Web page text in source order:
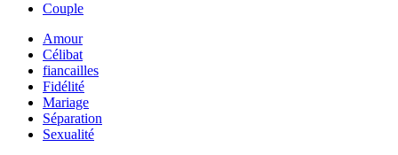
Couple
Amour
Célibat
fiancailles
Fidélité
Mariage
Séparation
Sexualité